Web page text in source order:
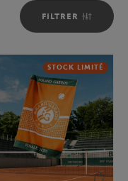
FILTRER
STOCK LIMITÉ